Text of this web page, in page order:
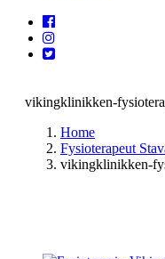
vikingklinikken-
Home
Fysioterapeut
vikingklinikken-